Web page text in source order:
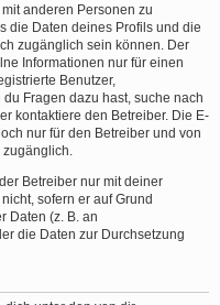
anderen Personen zu
die Daten deines Profils und die
zugänglich sein können. Der
Informationen nur für einen
Benutzer,
Fragen dazu hast, suche nach
kontaktiere den Betreiber. Die E-
nur für den Betreiber und von
Betreiber nur mit deiner
sofern er auf Grund
Daten (z. B. an
die Daten zur Durchsetzung